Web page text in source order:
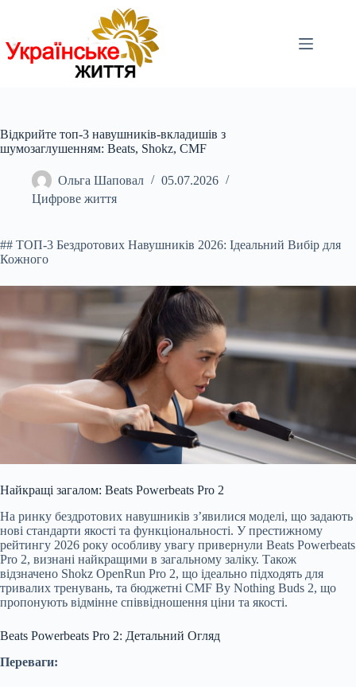
Відкрийте топ-3 навушників-вкладишів з
шумозаглушенням: Beats, Shokz, CMF
Ольга Шаповал
05.07.2026
Цифрове життя
## ТОП-3 Бездротових Навушників 2026: Ідеальний Вибір для
Кожного
Найкращі загалом: Beats Powerbeats Pro 2
На ринку бездротових навушників з’явилися моделі, що задають
нові стандарти якості та функціональності. У престижному
рейтингу 2026 року особливу увагу привернули Beats Powerbeats
Pro 2, визнані найкращими в загальному заліку. Також
відзначено Shokz OpenRun Pro 2, що ідеально підходять для
тривалих тренувань, та бюджетні CMF By Nothing Buds 2, що
пропонують відмінне співвідношення ціни та якості.
Beats Powerbeats Pro 2: Детальний Огляд
Переваги: